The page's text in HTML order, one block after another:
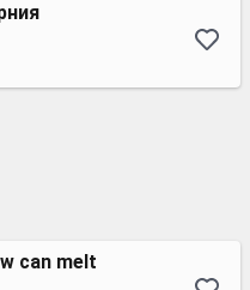
can melt